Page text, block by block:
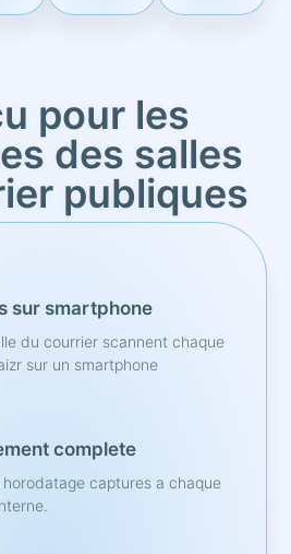
pour les
des salles
publiques
sur smartphone
du courrier scannent chaque
sur un smartphone
complete
captures a chaque